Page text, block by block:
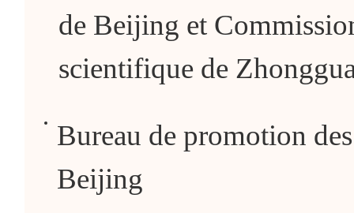
de Beijing et
scientifique de
Bureau de promotion
Beijing